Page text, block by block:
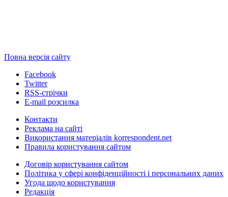
Повна версія сайту
Facebook
Twitter
RSS-стрічки
E-mail розсилка
Контакти
Реклама на сайті
Використання матеріалів korrespondent.net
Правила користування сайтом
Договір користування сайтом
Політика у сфері конфіденційності і персональних даних
Угода щодо користування
Редакція